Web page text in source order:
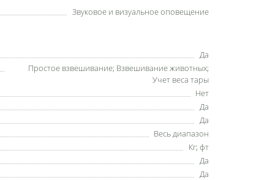
Звуковое и визуальное оповещение
Да
Простое взвешивание; Взвешивание животных;
Учет веса тары
Нет
Да
Да
Весь диапазон
Кг; фт
Да
Да